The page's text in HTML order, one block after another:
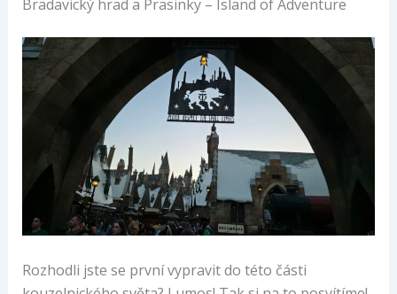
Bradavický hrad a Prasinky – Island of Adventure
Rozhodli jste se první vypravit do této části